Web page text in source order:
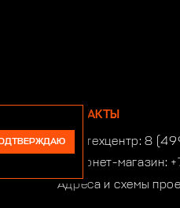
КОНТАКТЫ
Автотехцентр:8
Интернет-магазин:
Адреса и схемы